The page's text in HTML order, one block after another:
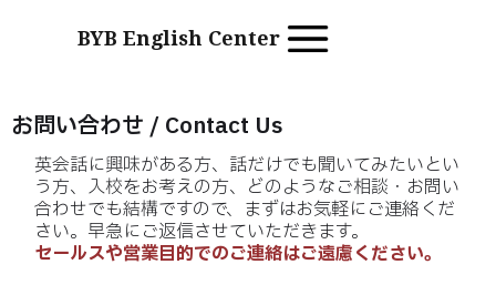
BYB English Center
お問い合わせ / Contact Us
英会話に興味がある方、話だけでも聞いてみたいとい
う方、入校をお考えの方、どのようなご相談・お問い
合わせでも結構ですので、まずはお気軽にご連絡くだ
さい。早急にご返信させていただきます。
セールスや営業目的でのご連絡はご遠慮ください。